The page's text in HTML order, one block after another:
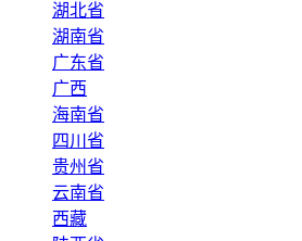
湖北省
湖南省
广东省
广西
海南省
四川省
贵州省
云南省
西藏